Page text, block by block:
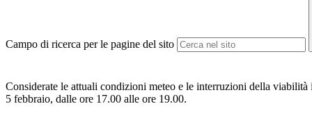
Campo di ricerca per le pagine del sito
Considerate le attuali condizioni meteo e le interruzioni della
5 febbraio, dalle ore 17.00 alle ore 19.00.